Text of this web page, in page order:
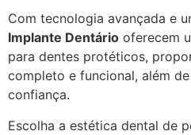
Com tecnologia avançada e
Implante Dentário oferecem
para dentes protéticos,
completo e funcional, além
confiança.
Escolha a estética dental de